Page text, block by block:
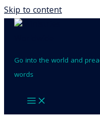
Skip to content
Go into the world and
words